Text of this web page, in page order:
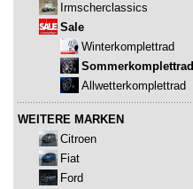
Irmscherclassics
Sale
Winterkomplettrad
Sommerkomplettrad
Allwetterkomplettrad
WEITERE MARKEN
Citroen
Fiat
Ford